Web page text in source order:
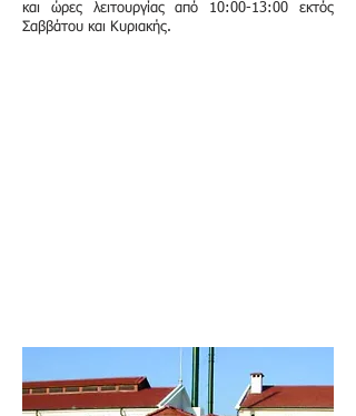
και ώρες λειτουργίας από 10:00-13:00 εκτός
Σαββάτου και Κυριακής.